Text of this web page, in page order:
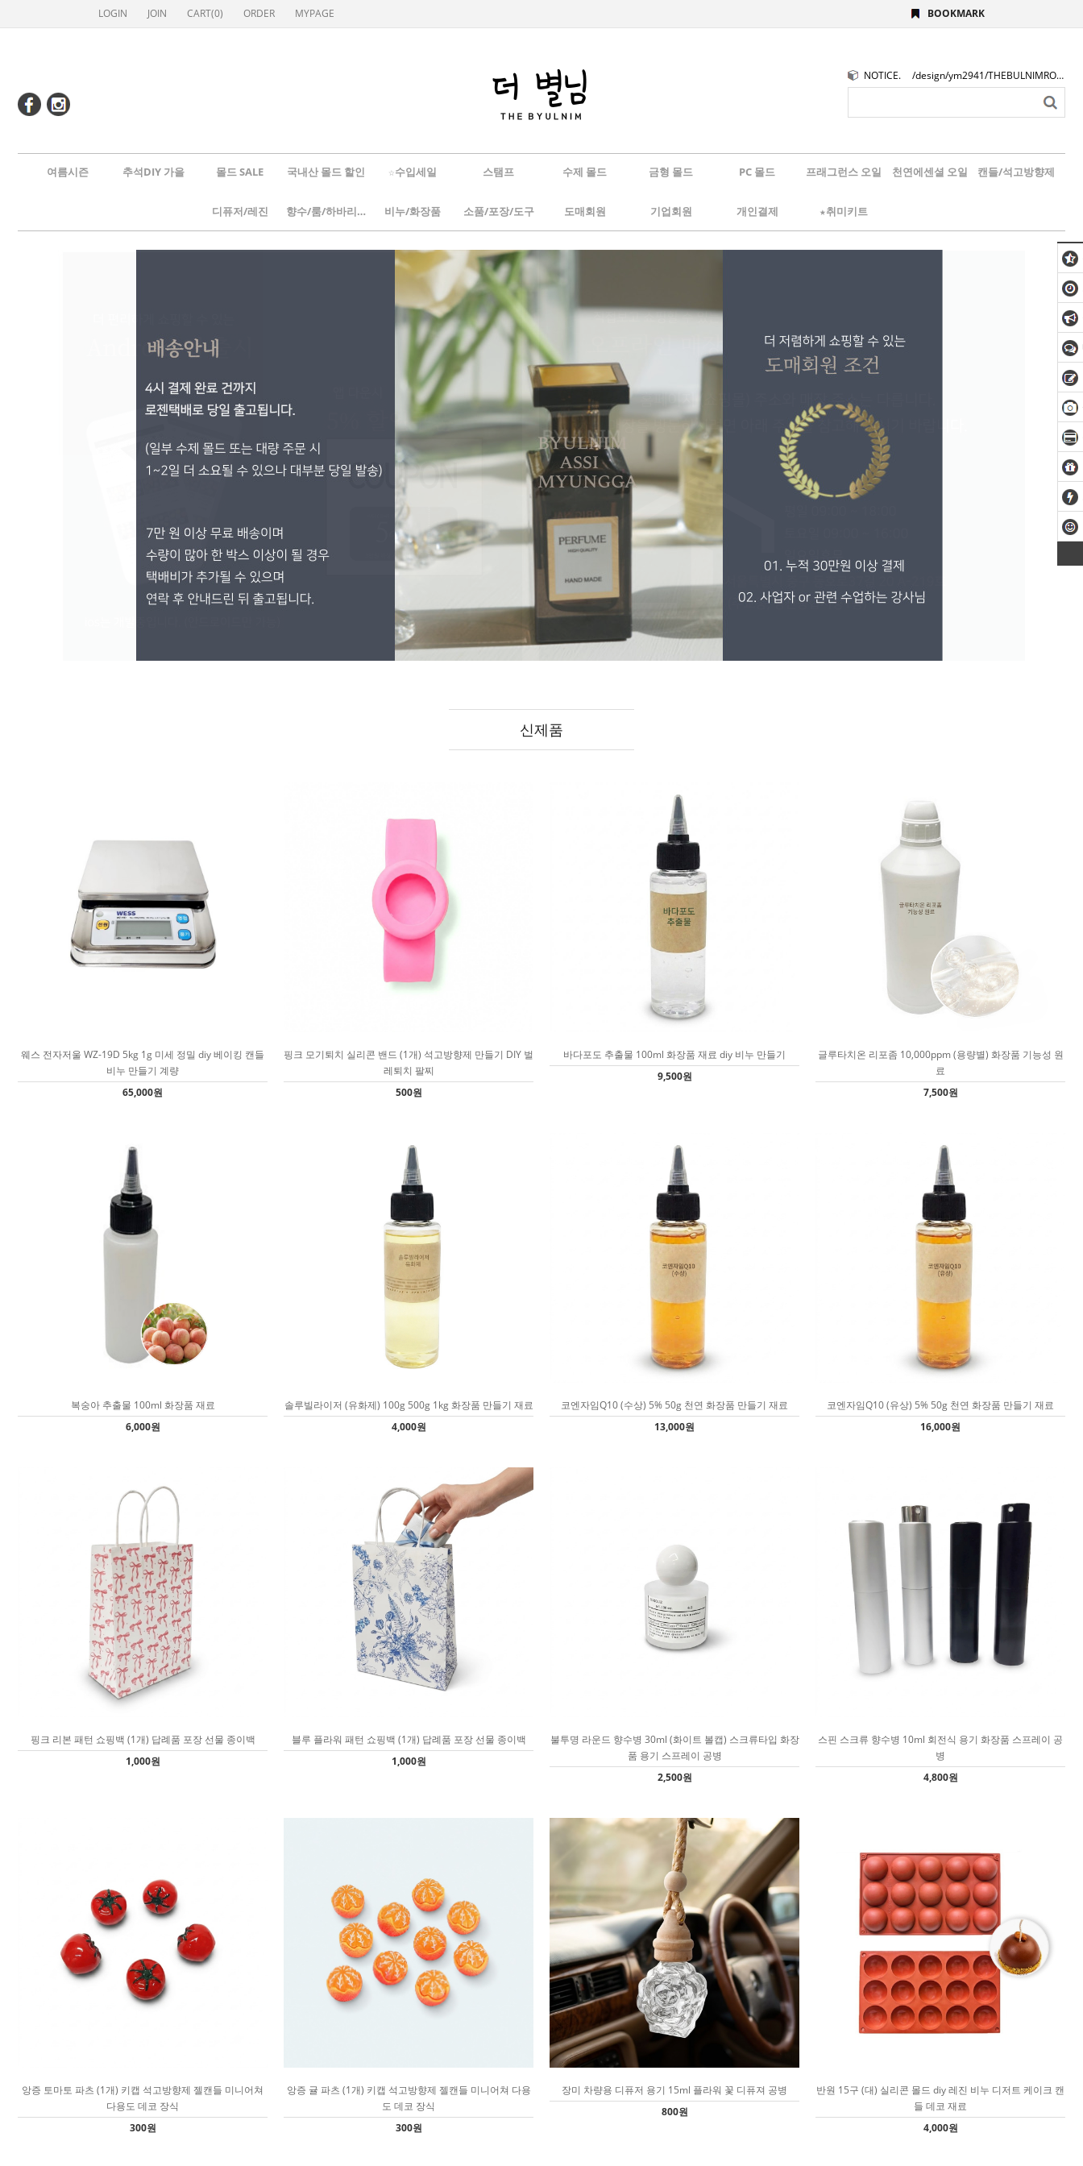
LOGIN JOIN CART(0) ORDER MYPAGE BOOKMARK
NOTICE. /design/ym2941/THEBULNIMROGO.png
여름시즌 추석DIY 가을 몰드 SALE 국내산 몰드 할인 ☆수입세일 스탬프 수제 몰드 금형 몰드 PC 몰드 프래그런스 오일 천연에센셜 오일 캔들/석고방향제
디퓨저/레진 향수/룸/하바리움 비누/화장품 소품/포장/도구 도매회원 기업회원 개인결제 ★취미키트
신제품
웨스 전자저울 WZ-19D 5kg 1g 미세 정밀 diy 베이킹 캔들
비누 만들기 계량
65,000원
핑크 모기퇴치 실리콘 밴드 (1개) 석고방향제 만들기 DIY 벌
레퇴치 팔찌
500원
바다포도 추출물 100ml 화장품 재료 diy 비누 만들기
9,500원
글루타치온 리포좀 10,000ppm (용량별) 화장품 기능성 원
료
7,500원
복숭아 추출물 100ml 화장품 재료
6,000원
솔루빌라이저 (유화제) 100g 500g 1kg 화장품 만들기 재료
4,000원
코엔자임Q10 (수상) 5% 50g 천연 화장품 만들기 재료
13,000원
코엔자임Q10 (유상) 5% 50g 천연 화장품 만들기 재료
16,000원
핑크 리본 패턴 쇼핑백 (1개) 답례품 포장 선물 종이백
1,000원
블루 플라워 패턴 쇼핑백 (1개) 답례품 포장 선물 종이백
1,000원
불투명 라운드 향수병 30ml (화이트 볼캡) 스크류타입 화장
품 용기 스프레이 공병
2,500원
스핀 스크류 향수병 10ml 회전식 용기 화장품 스프레이 공
병
4,800원
앙증 토마토 파츠 (1개) 키캡 석고방향제 젤캔들 미니어쳐
다용도 데코 장식
300원
앙증 귤 파츠 (1개) 키캡 석고방향제 젤캔들 미니어쳐 다용
도 데코 장식
300원
장미 차량용 디퓨저 용기 15ml 플라워 꽃 디퓨져 공병
800원
반원 15구 (대) 실리콘 몰드 diy 레진 비누 디저트 케이크 캔
들 데코 재료
4,000원